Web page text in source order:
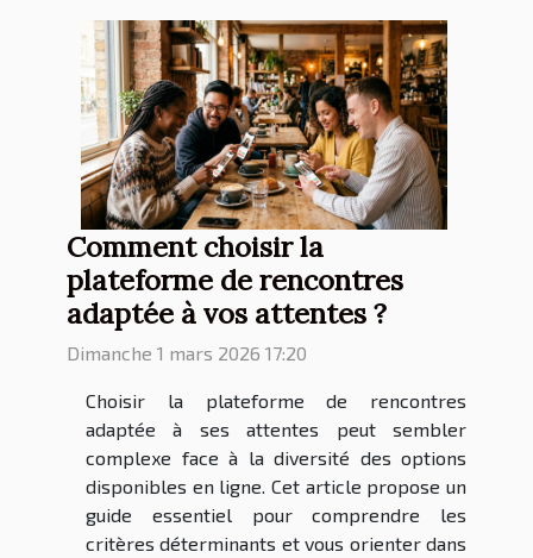
Comment choisir la
plateforme de rencontres
adaptée à vos attentes ?
Dimanche 1 mars 2026 17:20
Choisir la plateforme de rencontres
adaptée à ses attentes peut sembler
complexe face à la diversité des options
disponibles en ligne. Cet article propose un
guide essentiel pour comprendre les
critères déterminants et vous orienter dans